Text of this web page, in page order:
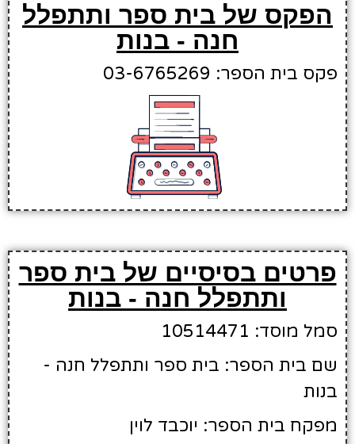
הפקס של בית ספר ותתפלל
חנה - בנות
פקס בית הספר: 03-6765269
פרטים בסיסיים של בית ספר
ותתפלל חנה - בנות
סמל מוסד: 10514471
שם בית הספר: בית ספר ותתפלל חנה -
בנות
מפקח בית הספר: יוכבד לוין